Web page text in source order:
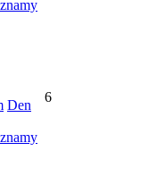
Den
6